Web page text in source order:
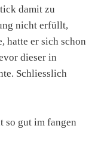
damit zu
nicht erfüllt,
hatte er sich schon
dieser in
Schliesslich
so gut im fangen